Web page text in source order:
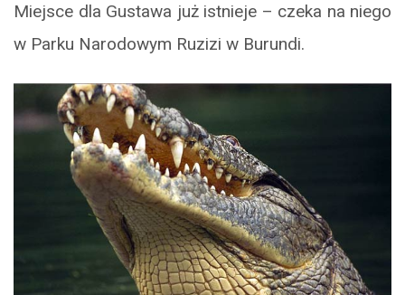
Miejsce dla Gustawa już istnieje – czeka na niego
w Parku Narodowym Ruzizi w Burundi.